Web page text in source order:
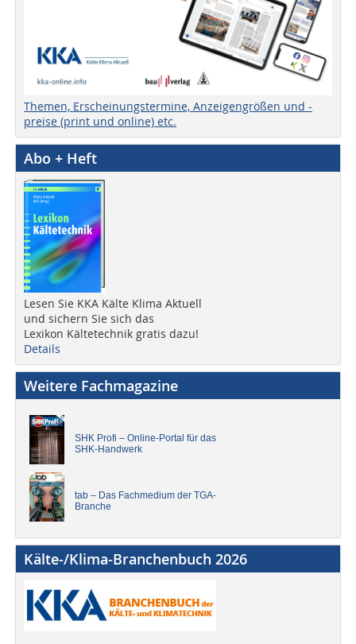
Themen, Erscheinungstermine, Anzeigengrößen und -
preise (print und online) etc.
Abo + Heft
Lesen Sie KKA Kälte Klima Aktuell
und sichern Sie sich das
Lexikon Kältetechnik gratis dazu!
Details
Weitere Fachmagazine
SHK Profi – Online-Portal für das
SHK-Handwerk
tab – Das Fachmedium der TGA-
Branche
Kälte-/Klima-Branchenbuch 2026